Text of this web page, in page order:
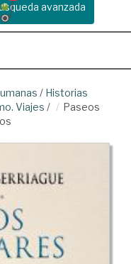
avanzada
/ Historias
Viajes /
Paseos